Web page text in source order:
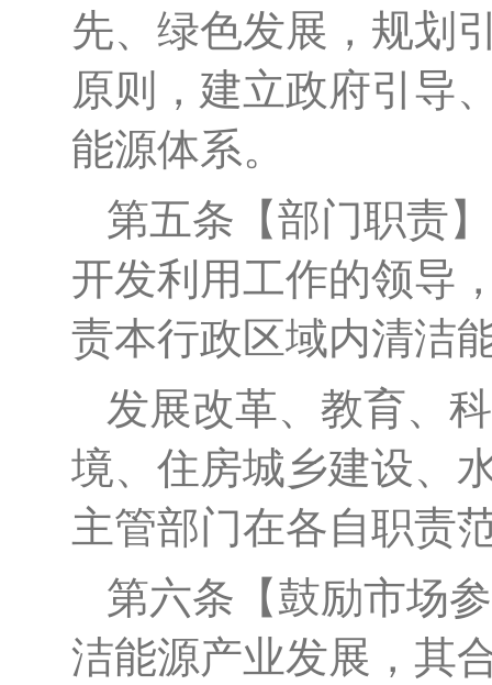
先、绿色发展，规划
原则
，建立政府引导
能源体系。
第五条 【部门职责】
开发利用工作的领导
责本行政区域内清洁
发展改革、教育、
境、住房城乡建设、
主管部门在各自职责
第六条 【鼓励市场
洁能源产业发展，其